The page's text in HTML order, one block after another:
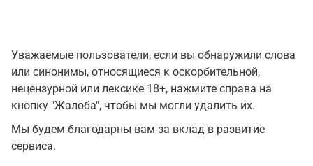
Уважаемые пользователи, если вы обнаружили слова
или синонимы, относящиеся к оскорбительной,
нецензурной или лексике 18+, нажмите справа на
кнопку "Жалоба", чтобы мы могли удалить их.
Мы будем благодарны вам за вклад в развитие
сервиса.